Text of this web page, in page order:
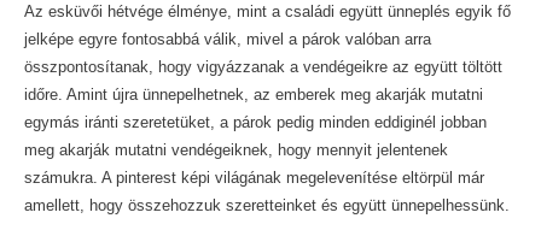
Az esküvői hétvége élménye, mint a családi együtt ünneplés egyik fő
jelképe egyre fontosabbá válik, mivel a párok valóban arra
összpontosítanak, hogy vigyázzanak a vendégeikre az együtt töltött
időre. Amint újra ünnepelhetnek, az emberek meg akarják mutatni
egymás iránti szeretetüket, a párok pedig minden eddiginél jobban
meg akarják mutatni vendégeiknek, hogy mennyit jelentenek
számukra. A pinterest képi világának megelevenítése eltörpül már
amellett, hogy összehozzuk szeretteinket és együtt ünnepelhessünk.